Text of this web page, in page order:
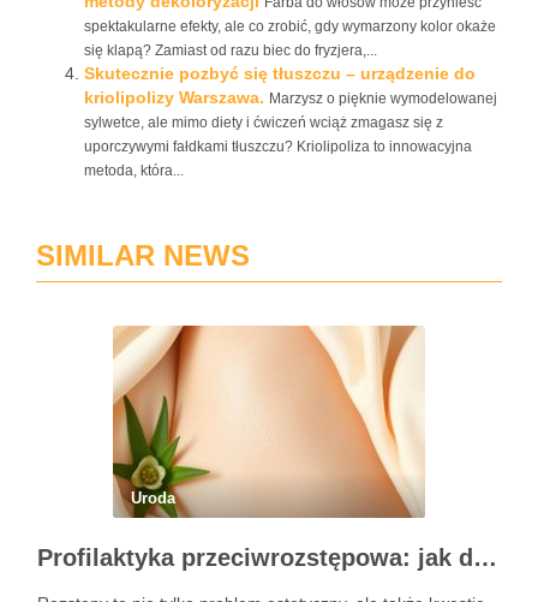
spektakularne efekty, ale co zrobić, gdy wymarzony kolor okaże
się klapą? Zamiast od razu biec do fryzjera,...
Skutecznie pozbyć się tłuszczu – urządzenie do
kriolipolizy Warszawa. Marzysz o pięknie wymodelowanej
sylwetce, ale mimo diety i ćwiczeń wciąż zmagasz się z
uporczywymi fałdkami tłuszczu? Kriolipoliza to innowacyjna
metoda, która...
SIMILAR NEWS
Uroda
Profilaktyka przeciwrozstępowa: jak dbać o skórę skutecznie?